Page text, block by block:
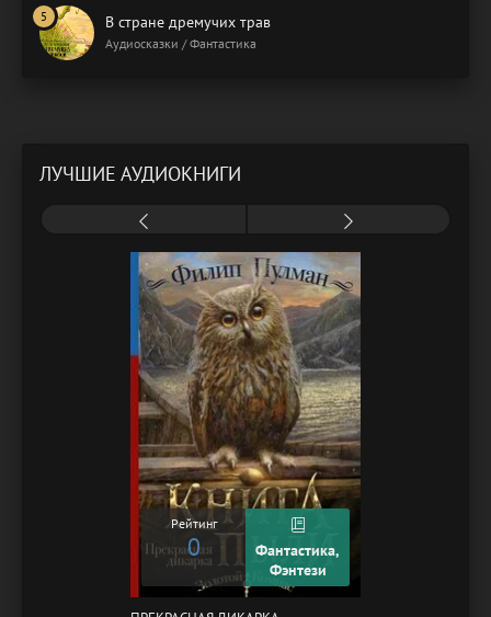
В стране дремучих трав
Аудиосказки / Фантастика
ЛУЧШИЕ АУДИОКНИГИ
Рейтинг
0
Фантастика,
Фэнтези